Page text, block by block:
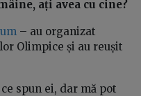
ați avea cu cine?
– au organizat
Olimpice și au reușit
spun ei, dar mă pot